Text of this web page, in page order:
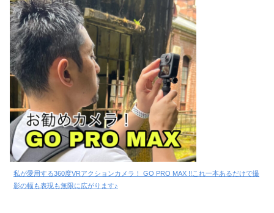
私が愛用する360度VRアクションカメラ！ GO PRO MAX !!これ一本あるだけで撮
影の幅も表現も無限に広がります♪